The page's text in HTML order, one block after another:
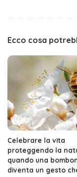
Ecco cosa
Celebrare la vita
proteggendo la
quando una
diventa un gesto